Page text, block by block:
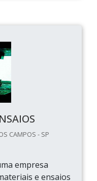
CAMPOS - SP
empresa
e ensaios